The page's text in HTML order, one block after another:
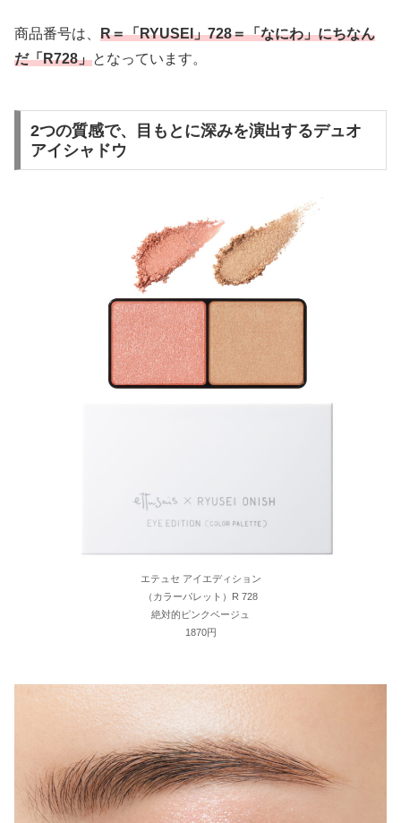
商品番号は、 R＝「RYUSEI」728＝「なにわ」にちなん
だ「R728」となっています。
2つの質感で、目もとに深みを演出するデュオ
アイシャドウ
エテュセ アイエディション
（カラーパレット）R 728
絶対的ピンクベージュ
1870円